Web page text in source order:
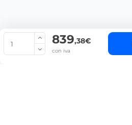
839,38€
con iva
© Copyright 2022 PepeBar.com |
Condiciones generales de compra |